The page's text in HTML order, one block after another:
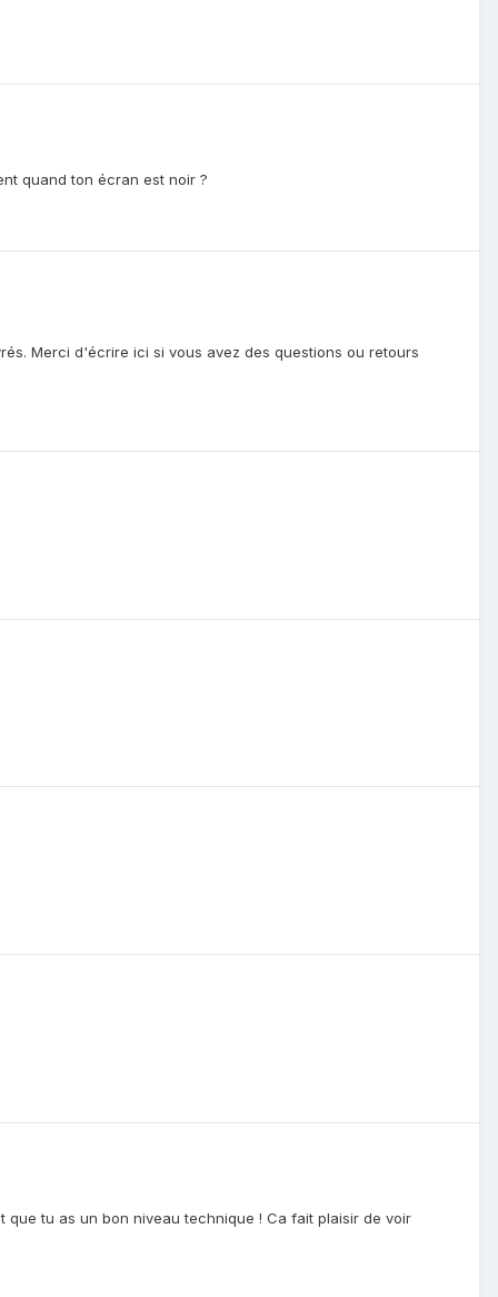
quand ton écran est noir ?
Merci d'écrire ici si vous avez des questions ou retours
tu as un bon niveau technique ! Ca fait plaisir de voir